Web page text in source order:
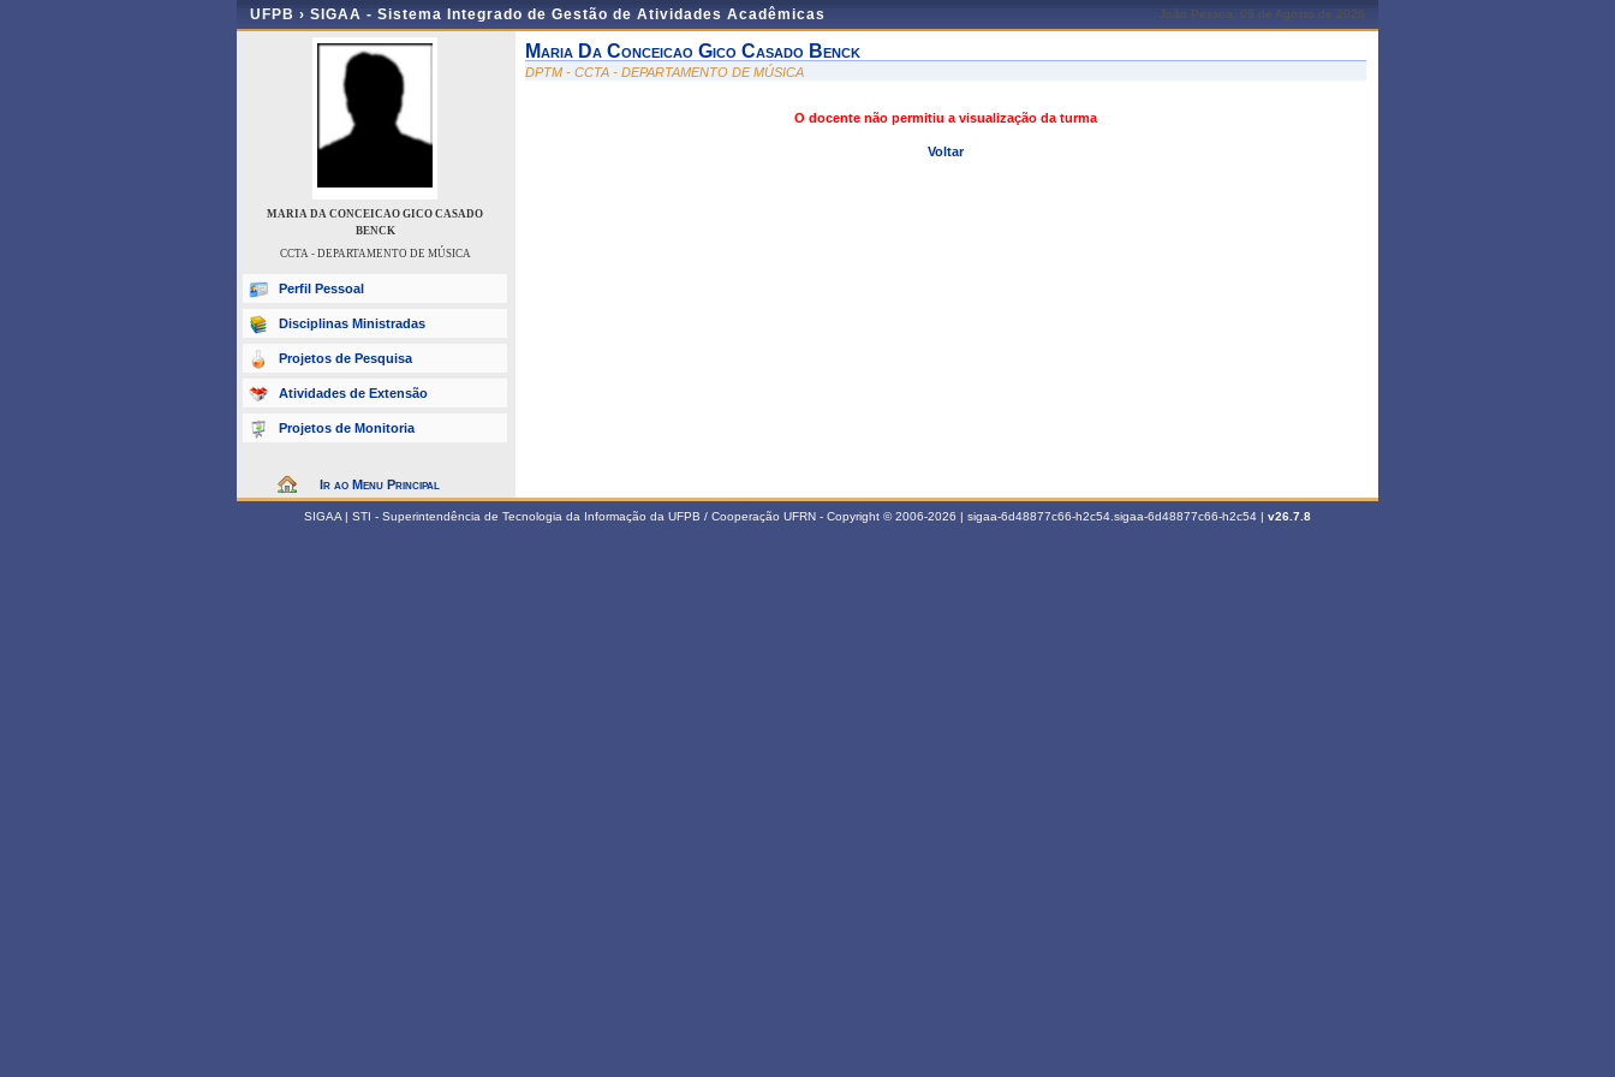
UFPB › SIGAA - Sistema Integrado de Gestão de Atividades Acadêmicas João Pessoa, 08 de Agosto de 2026
MARIA DA CONCEICAO GICO CASADO
BENCK
CCTA - DEPARTAMENTO DE MÚSICA
Perfil Pessoal
Disciplinas Ministradas
Projetos de Pesquisa
Atividades de Extensão
Projetos de Monitoria
Ir ao Menu Principal
Maria Da Conceicao Gico Casado Benck
DPTM - CCTA - DEPARTAMENTO DE MÚSICA
O docente não permitiu a visualização da turma
Voltar
SIGAA | STI - Superintendência de Tecnologia da Informação da UFPB / Cooperação UFRN - Copyright © 2006-2026 | sigaa-6d48877c66-h2c54.sigaa-6d48877c66-h2c54 | v26.7.8